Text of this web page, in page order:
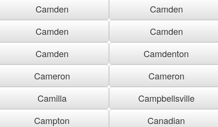
Camden
Camden
Camden
Camden
Camden
Camdenton
Cameron
Cameron
Camilla
Campbellsville
Campton
Canadian